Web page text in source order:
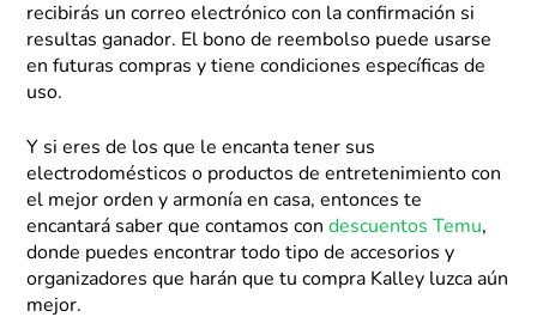
recibirás un correo electrónico con la confirmación si
resultas ganador. El bono de reembolso puede usarse
en futuras compras y tiene condiciones específicas de
uso.
Y si eres de los que le encanta tener sus
electrodomésticos o productos de entretenimiento con
el mejor orden y armonía en casa, entonces te
encantará saber que contamos condescuentos Temu,
donde puedes encontrar todo tipo de accesorios y
organizadores que harán que tu compra Kalley luzca aún
mejor.